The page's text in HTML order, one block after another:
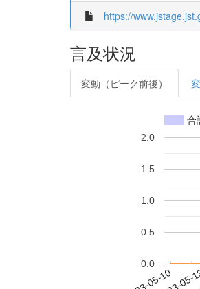
https://
言及状況
変動（ピーク前後）
合
0.0
0.5
1.0
1.5
2.0